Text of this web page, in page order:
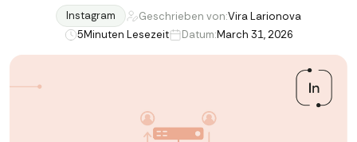
Instagram Geschrieben von:Vira Larionova
5Minuten Lesezeit Datum:March 31, 2026